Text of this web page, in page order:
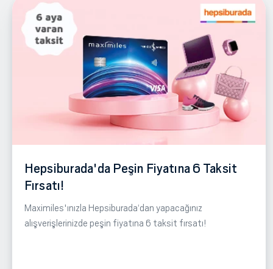
Hepsiburada'da Peşin Fiyatına 6 Taksit
Fırsatı!
Maximiles'ınızla Hepsiburada‘dan yapacağınız
alışverişlerinizde peşin fiyatına 6 taksit fırsatı!